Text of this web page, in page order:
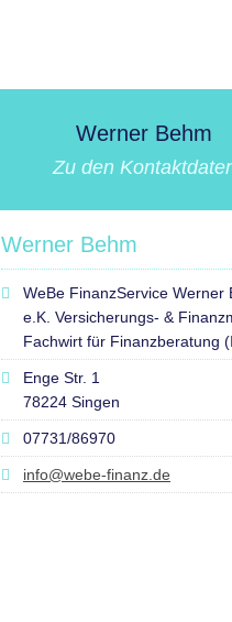
Werner Behm
Zu den
Werner Behm
WeBe FinanzService Werner
e.K. Versicherungs- &
Fachwirt für Finanzberatung
Enge Str. 1
78224 Singen
07731/86970
info@webe-finanz.de